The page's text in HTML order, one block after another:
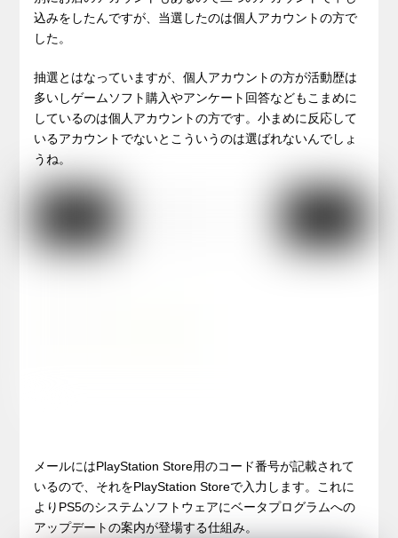
込みをしたんですが、当選したのは個人アカウントの方で
した。
抽選とはなっていますが、個人アカウントの方が活動歴は
多いしゲームソフト購入やアンケート回答などもこまめに
しているのは個人アカウントの方です。小まめに反応して
いるアカウントでないとこういうのは選ばれないんでしょ
うね。
メールにはPlayStation Store用のコード番号が記載されて
いるので、それをPlayStation Storeで入力します。これに
よりPS5のシステムソフトウェアにベータプログラムへの
アップデートの案内が登場する仕組み。